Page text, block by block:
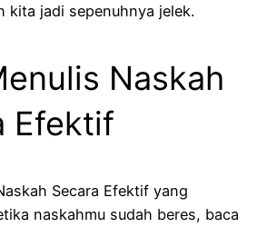
kita jadi sepenuhnya jelek.
Naskah
Efektif
Secara Efektif yang
naskahmu sudah beres, baca